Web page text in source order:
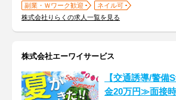
副業・Ｗワーク歓迎
ネイル可
株式会社りらくの求人一覧を見る
株式会社エーワイサービス
【交通誘導/警
金20万円≫面接